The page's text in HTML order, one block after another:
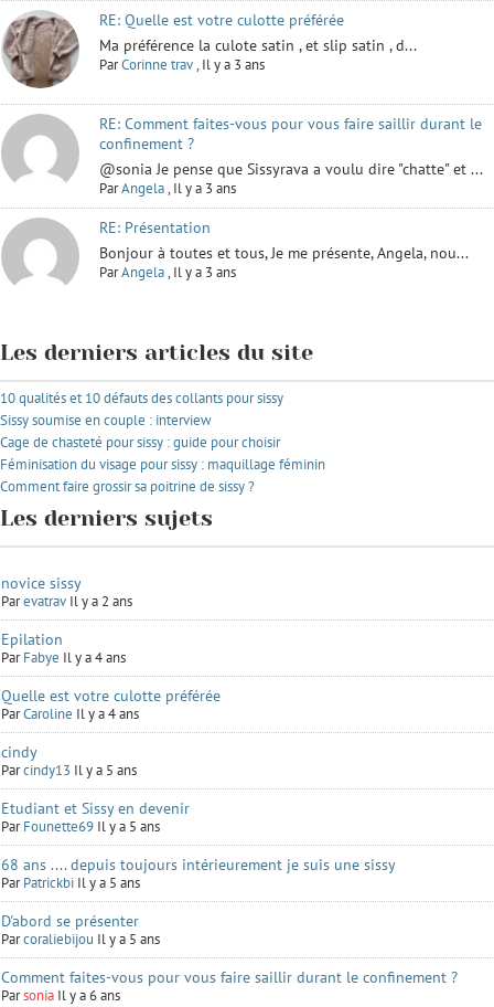
RE: Quelle est votre culotte préférée
Ma préférence la culote satin , et slip satin , d...
ParCorinne trav, Il y a 3 ans
RE: Comment faites-vous pour vous faire saillir durant le
confinement ?
@sonia Je pense que Sissyrava a voulu dire "chatte" et ...
ParAngela, Il y a 3 ans
RE: Présentation
Bonjour à toutes et tous, Je me présente, Angela, nou...
ParAngela, Il y a 3 ans
Les derniers articles du site
10 qualités et 10 défauts des collants pour sissy
Sissy soumise en couple : interview
Cage de chasteté pour sissy : guide pour choisir
Féminisation du visage pour sissy : maquillage féminin
Comment faire grossir sa poitrine de sissy ?
Les derniers sujets
novice sissy
Parevatrav Il y a 2 ans
Epilation
ParFabye Il y a 4 ans
Quelle est votre culotte préférée
ParCaroline Il y a 4 ans
cindy
Parcindy13 Il y a 5 ans
Etudiant et Sissy en devenir
ParFounette69 Il y a 5 ans
68 ans .... depuis toujours intérieurement je suis une sissy
ParPatrickbi Il y a 5 ans
D'abord se présenter
Parcoraliebijou Il y a 5 ans
Comment faites-vous pour vous faire saillir durant le confinement ?
Parsonia Il y a 6 ans